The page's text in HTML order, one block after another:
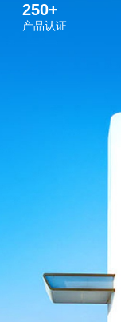
创新平台体系，包
实验室，以及省级
市级研发机构，涵
长期以来，公司全
略，始终坚持以科
个国家和地区持续
250+
产品认证